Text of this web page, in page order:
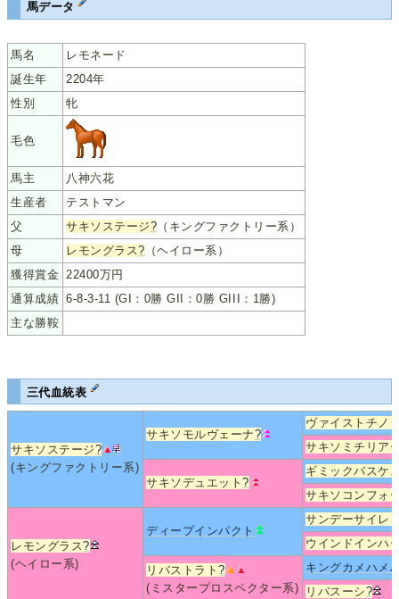
馬データ
馬名
レモネード
誕生年
2204年
性別
牝
毛色
馬主
八神六花
生産者
テストマン
父
サキソステージ? （キングファクトリー系）
母
レモングラス? （ヘイロー系）
獲得賞金 22400万円
通算成績 6-8-3-11 (GI：0勝 GII：0勝 GIII：1勝)
主な勝鞍
三代血統表
サキソステージ?
(キングファクトリー系)
サキソモルヴェーナ?
ヴァイストチノ
サキソミチリア
サキソデュエット?
ギミックバスケ
サキソコンフォ
レモングラス?
(ヘイロー系)
ディープインパクト
サンデーサイレ
ウインドインハ
リバストラト?
(ミスタープロスペクター系)
キングカメハメ
リバスーシ?